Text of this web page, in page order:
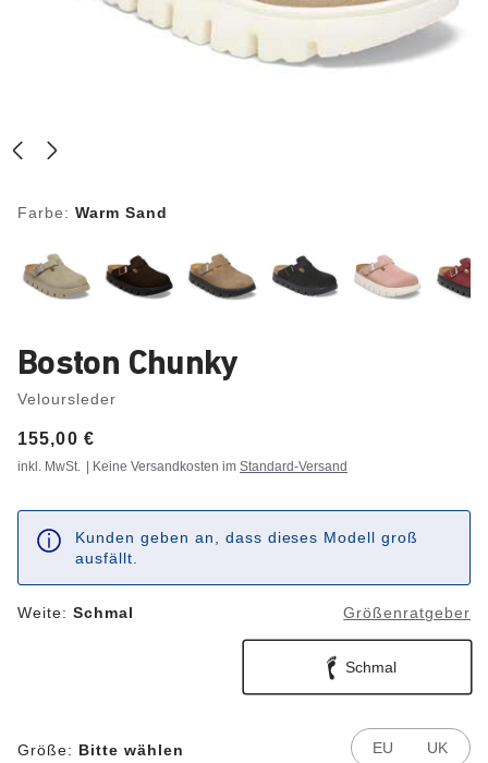
Farbe: Warm Sand
Boston Chunky
Veloursleder
Price:
155,00 €
inkl. MwSt. | Keine Versandkosten im Standard-Versand
Kunden geben an, dass dieses Modell groß
ausfällt.
Weite: Schmal Größenratgeber
Schmal
Größe: Bitte wählen EU UK